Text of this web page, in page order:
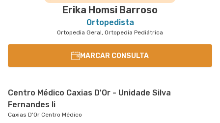
Erika Homsi Barroso
Ortopedista
Ortopedia Geral, Ortopedia Pediátrica
MARCAR CONSULTA
Centro Médico Caxias D'Or - Unidade Silva
Fernandes Ii
Caxias D'Or Centro Médico